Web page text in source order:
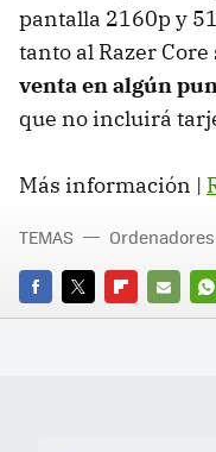
pantalla 2160p y
tanto al Razer Core
venta en algún
que no incluirá
Más información |
FACEBOOK
TWITTERFLIPBOARD
E-
TEMAS Ordenadores